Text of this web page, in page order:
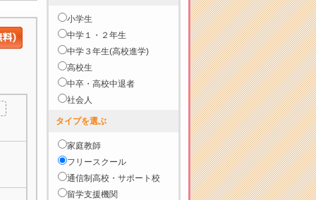
小学生
中学１・２年生
中学３年生(高校進学)
高校生
中卒・高校中退者
社会人
タイプを選ぶ
家庭教師
フリースクール
通信制高校・サポート校
留学支援機関